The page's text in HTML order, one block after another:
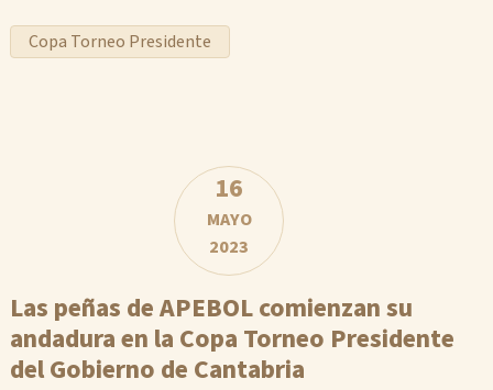
Copa Torneo Presidente
16
MAYO
2023
Las peñas de APEBOL comienzan su
andadura en la Copa Torneo Presidente
del Gobierno de Cantabria